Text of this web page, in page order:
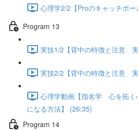
心理学2/2【Proのキャッチボ
Program 13
実技1/2【背中の特徴と注意
実技2/2【背中の特徴と注意
心理学動画【指名学 心を拓
になる方法】 (26:35)
Program 14